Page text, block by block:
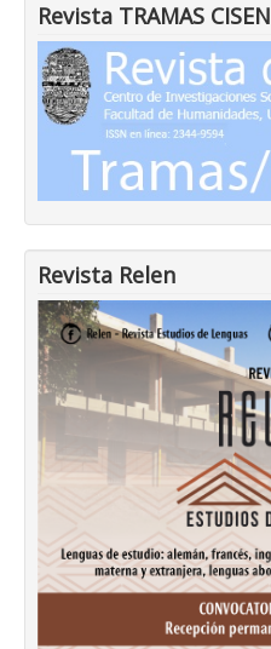
Revista TRAMAS CISEN
Revista Relen